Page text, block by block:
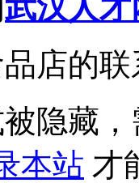
武汉人才
店的
隐藏
本站 才